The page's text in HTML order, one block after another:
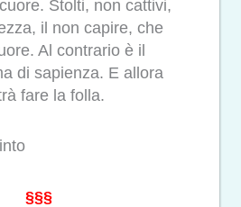
Stolti, non cattivi,
il non capire, che
Al contrario è il
di sapienza. E allora
fare la folla.
§§§